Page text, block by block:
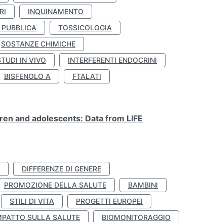
INQUINAMENTO
TOSSICOLOGIA
SOSTANZE CHIMICHE
IN VIVO
INTERFERENTI ENDOCRINI
BISFENOLO A
FTALATI
and adolescents: Data from LIFE
DIFFERENZE DI GENERE
PROMOZIONE DELLA SALUTE
BAMBINI
STILI DI VITA
PROGETTI EUROPEI
SULLA SALUTE
BIOMONITORAGGIO